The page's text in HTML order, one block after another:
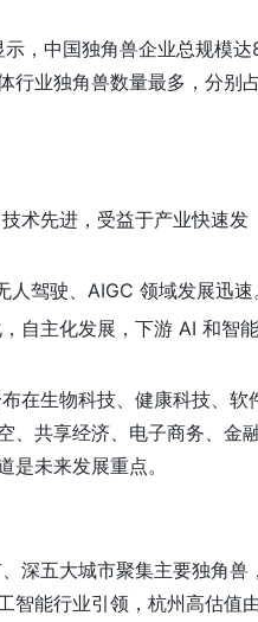
，中国独角兽企业总规模
行业独角兽数量最多，分别
术先进，受益于产业快速发
驾驶、AIGC 领域发展迅速
自主化发展，下游 AI 和智
在生物科技、健康科技、软
、共享经济、电子商务、金
是未来发展重点。
深五大城市聚集主要独角兽，
智能行业引领，杭州高估值